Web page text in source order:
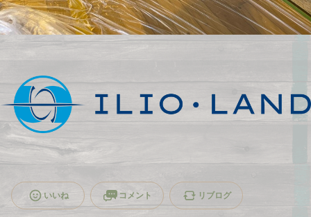
いいね コメント リブログ